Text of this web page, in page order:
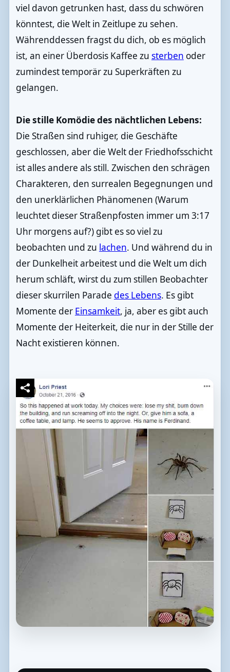
viel davon getrunken hast, dass du schwören
könntest, die Welt in Zeitlupe zu sehen.
Währenddessen fragst du dich, ob es möglich
ist, an einer Überdosis Kaffee zu sterben oder
zumindest temporär zu Superkräften zu
gelangen.
Die stille Komödie des nächtlichen Lebens:
Die Straßen sind ruhiger, die Geschäfte
geschlossen, aber die Welt der Friedhofsschicht
ist alles andere als still. Zwischen den schrägen
Charakteren, den surrealen Begegnungen und
den unerklärlichen Phänomenen (Warum
leuchtet dieser Straßenpfosten immer um 3:17
Uhr morgens auf?) gibt es so viel zu
beobachten und zu lachen. Und während du in
der Dunkelheit arbeitest und die Welt um dich
herum schläft, wirst du zum stillen Beobachter
dieser skurrilen Parade des Lebens. Es gibt
Momente der Einsamkeit, ja, aber es gibt auch
Momente der Heiterkeit, die nur in der Stille der
Nacht existieren können.